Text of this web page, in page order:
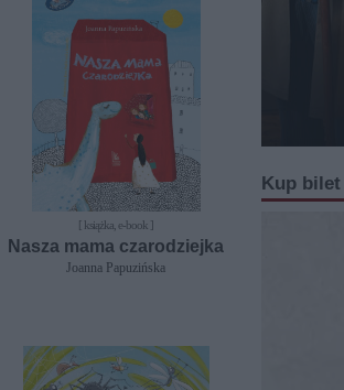
[ książka, e-book ]
Nasza mama czarodziejka
Joanna Papuzińska
Kup bilet